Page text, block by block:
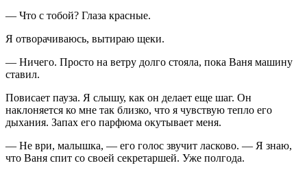
— Что с тобой? Глаза красные.
Я отворачиваюсь, вытираю щеки.
— Ничего. Просто на ветру долго стояла, пока Ваня машину
ставил.
Повисает пауза. Я слышу, как он делает еще шаг. Он
наклоняется ко мне так близко, что я чувствую тепло его
дыхания. Запах его парфюма окутывает меня.
— Не ври, малышка, — его голос звучит ласково. — Я знаю,
что Ваня спит со своей секретаршей. Уже полгода.